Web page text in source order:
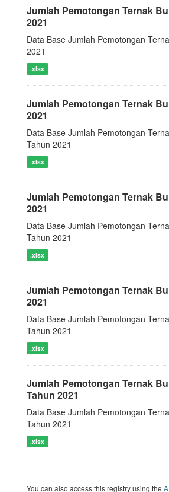
Jumlah Pemotongan Ternak
2021
Data Base Jumlah Pemotongan
2021
.xlsx
Jumlah Pemotongan Ternak
2021
Data Base Jumlah Pemotongan
Tahun 2021
.xlsx
Jumlah Pemotongan Ternak
2021
Data Base Jumlah Pemotongan
Tahun 2021
.xlsx
Jumlah Pemotongan Ternak
2021
Data Base Jumlah Pemotongan
Tahun 2021
.xlsx
Jumlah Pemotongan Ternak
Tahun 2021
Data Base Jumlah Pemotongan
Tahun 2021
.xlsx
You can also access this registry using the